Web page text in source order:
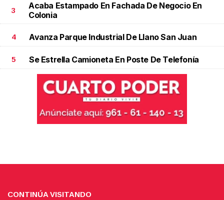
3
Acaba Estampado En Fachada De Negocio En
Colonia
4 Avanza Parque Industrial De Llano San Juan
5 Se Estrella Camioneta En Poste De Telefonía
CONTINÚA VISITANDO